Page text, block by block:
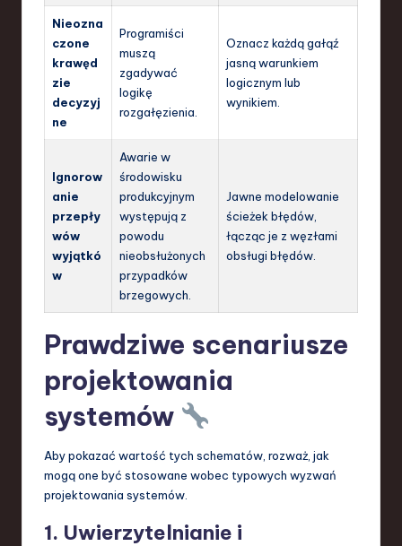
Nieozna
czone
krawęd
zie
decyzyj
ne
Programiści
muszą
zgadywać
logikę
rozgałęzienia.
Oznacz każdą gałąź
jasną warunkiem
logicznym lub
wynikiem.
Ignorow
anie
przepły
wów
wyjątkó
w
Awarie w
środowisku
produkcyjnym
występują z
powodu
nieobsłużonych
przypadków
brzegowych.
Jawne modelowanie
ścieżek błędów,
łącząc je z węzłami
obsługi błędów.
Prawdziwe scenariusze
projektowania
systemów
Aby pokazać wartość tych schematów, rozważ, jak
mogą one być stosowane wobec typowych wyzwań
projektowania systemów.
1. Uwierzytelnianie i